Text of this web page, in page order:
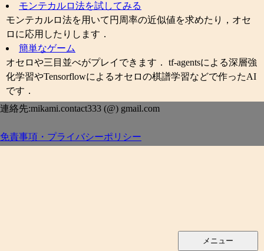
メニュー
モンテカルロ法を試してみる
モンテカルロ法を用いて円周率の近似値を求めたり，オセ
ロに応用したりします．
簡単なゲーム
オセロや三目並べがプレイできます． tf-agentsによる深層強
化学習やTensorflowによるオセロの棋譜学習などで作ったAI
です．
連絡先:mikami.contact333 (@) gmail.com
免責事項・プライバシーポリシー